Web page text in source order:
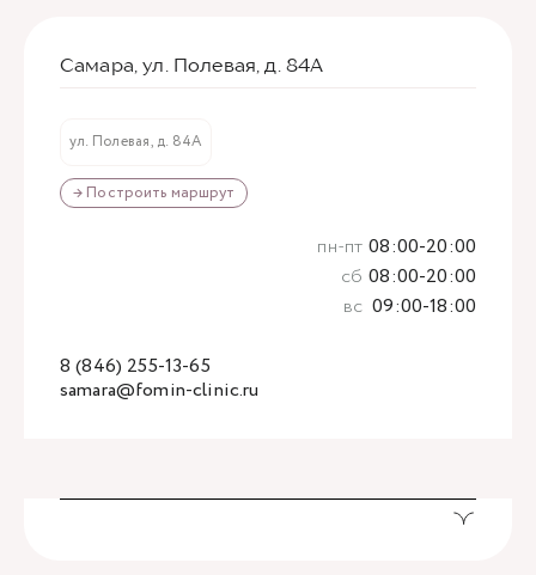
Самара, ул. Полевая, д. 84А
ул. Полевая, д. 84А
→ Построить маршрут
samara@fomin-clinic.ru
8 (846) 255-13-65
пн-пт 08:00-20:00
сб 08:00-20:00
вс 09:00-18:00